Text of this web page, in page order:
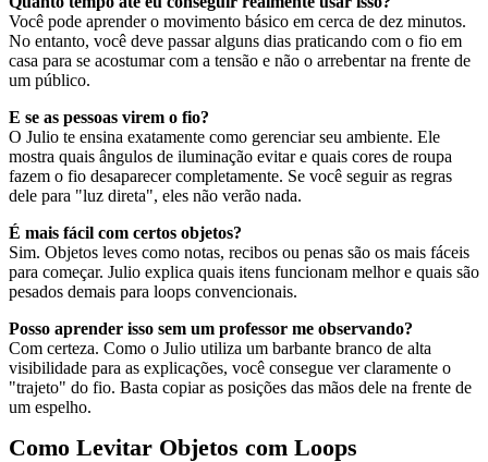
Você pode aprender o movimento básico em cerca de dez minutos.
No entanto, você deve passar alguns dias praticando com o fio em
casa para se acostumar com a tensão e não o arrebentar na frente de
um público.
E se as pessoas virem o fio?
O Julio te ensina exatamente como gerenciar seu ambiente. Ele
mostra quais ângulos de iluminação evitar e quais cores de roupa
fazem o fio desaparecer completamente. Se você seguir as regras
dele para "luz direta", eles não verão nada.
É mais fácil com certos objetos?
Sim. Objetos leves como notas, recibos ou penas são os mais fáceis
para começar. Julio explica quais itens funcionam melhor e quais são
pesados demais para loops convencionais.
Posso aprender isso sem um professor me observando?
Com certeza. Como o Julio utiliza um barbante branco de alta
visibilidade para as explicações, você consegue ver claramente o
"trajeto" do fio. Basta copiar as posições das mãos dele na frente de
um espelho.
Como Levitar Objetos com Loops